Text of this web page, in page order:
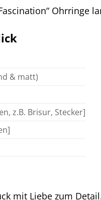
Ohrringe
& matt)
z.B. Brisur, Stecker]
mit Liebe zum